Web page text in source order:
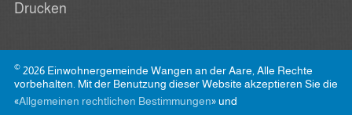
Drucken
© 2026 Einwohnergemeinde Wangen an der Aare, Alle Rechte
vorbehalten. Mit der Benutzung dieser Website akzeptieren Sie die
«Allgemeinen rechtlichen Bestimmungen» und